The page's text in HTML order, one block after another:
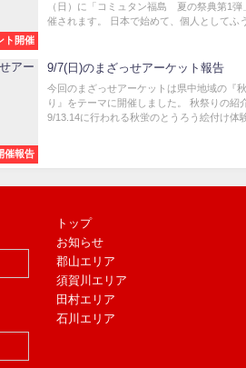
ト開催
（日）に「コミュタン福島 夏の祭典第1弾
催されます。 日本で始めて、個人としてふ
催報告
9/7(日)のまざっせアーケット報告
今回のまざっせアーケットは県中地域の『
り』をテーマに開催しました。 秋祭りの紹
9/13.14に行われる秋蛍のとうろう絵付け体
トップ
お知らせ
郡山エリア
須賀川エリア
田村エリア
石川エリア